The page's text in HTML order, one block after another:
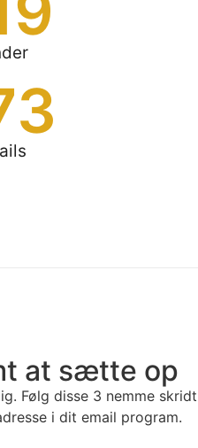
at sætte op
Følg disse 3 nemme skridt
i dit email program.